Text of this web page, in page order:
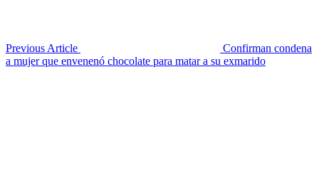
Previous Article
Confirman condena
a mujer que envenenó chocolate para matar a su exmarido